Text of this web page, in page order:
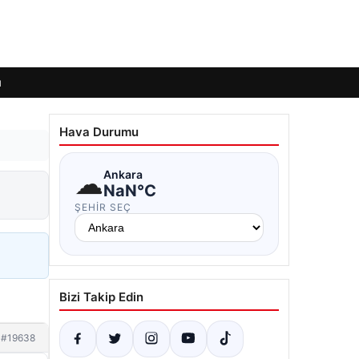
#19638
Hava Durumu
☁Ankara
NaN°C
ŞEHIR SEÇ
Bizi Takip Edin